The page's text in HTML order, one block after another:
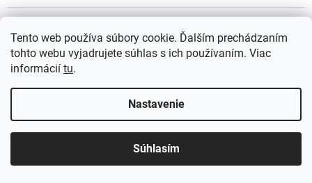
Tento web používa súbory cookie. Ďalším prechádzaním
tohto webu vyjadrujete súhlas s ich používaním. Viac
informácií tu.
Nastavenie
Súhlasím